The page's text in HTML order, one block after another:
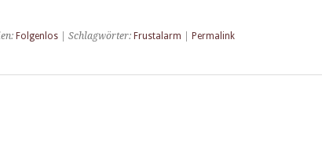
Folgenlos| Schlagwörter: Frustalarm Permalink